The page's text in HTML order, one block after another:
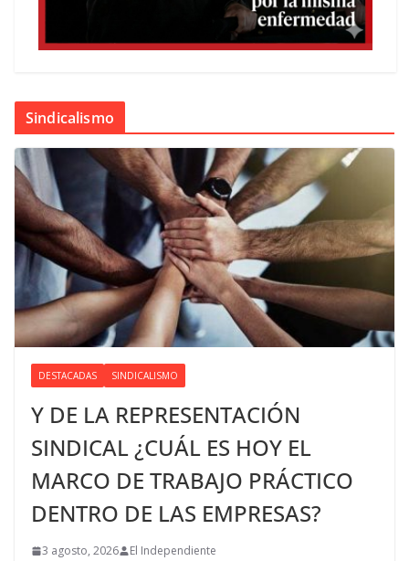
Sindicalismo
DESTACADAS SINDICALISMO
Y DE LA REPRESENTACIÓN
SINDICAL ¿CUÁL ES HOY EL
MARCO DE TRABAJO PRÁCTICO
DENTRO DE LAS EMPRESAS?
3 agosto, 2026 El Independiente